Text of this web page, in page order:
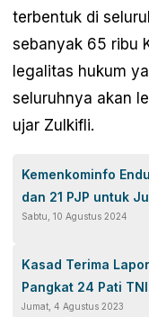
terbentuk di
sebanyak 65 ribu
legalitas hukum
seluruhnya akan
ujar Zulkifli.
Kemenkominfo
dan 21 PJP untuk
Sabtu, 10 Agustus 2024
Kasad Terima
Pangkat 24 Pati TNI
Jumat, 4 Agustus 2023